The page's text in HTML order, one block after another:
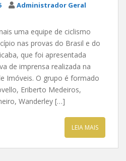
Administrador Geral
uma equipe de ciclismo
nas provas do Brasil e do
que foi apresentada
de imprensa realizada na
Imóveis. O grupo é formado
Eriberto Medeiros,
Wanderley […]
LEIA MAIS